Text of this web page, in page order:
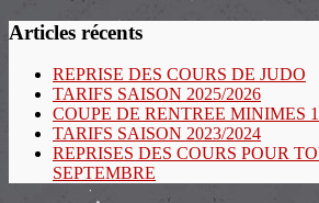
Articles récents
REPRISE DES COURS DE JUDO
TARIFS SAISON 2025/2026
COUPE DE RENTREE MINIMES
TARIFS SAISON 2023/2024
REPRISES DES COURS POUR
SEPTEMBRE